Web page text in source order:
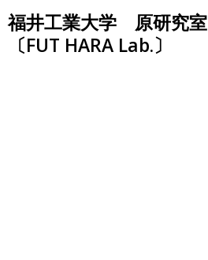
Skip
to
content
福井工業大学 原研究室
〔FUT HARA Lab.〕